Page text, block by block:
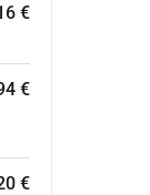
€
€
€